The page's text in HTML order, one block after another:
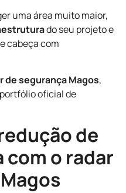
uma área muito maior,
do seu projeto e
cabeça com
de segurança Magos,
oficial de
de
o radar